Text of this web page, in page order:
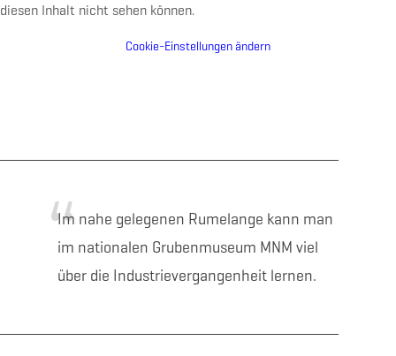
diesen Inhalt nicht sehen können.
Cookie-Einstellungen ändern
Im nahe gelegenen Rumelange kann man
im nationalen Grubenmuseum MNM viel
über die Industrievergangenheit lernen.